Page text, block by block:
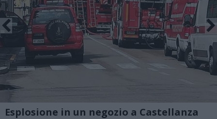
Esplosione in un negozio a Castellanza